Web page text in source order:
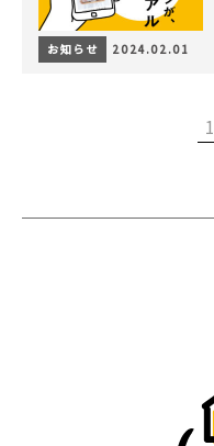
お知らせ 2024.02.01
1